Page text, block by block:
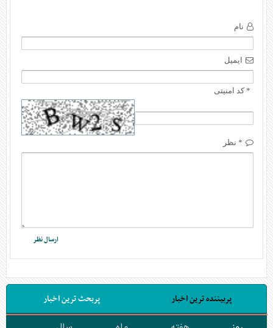
نام
ایمیل
* کد امنیتی
* نظر
پربیننده ترین اخبار پربحث ترین اخبار